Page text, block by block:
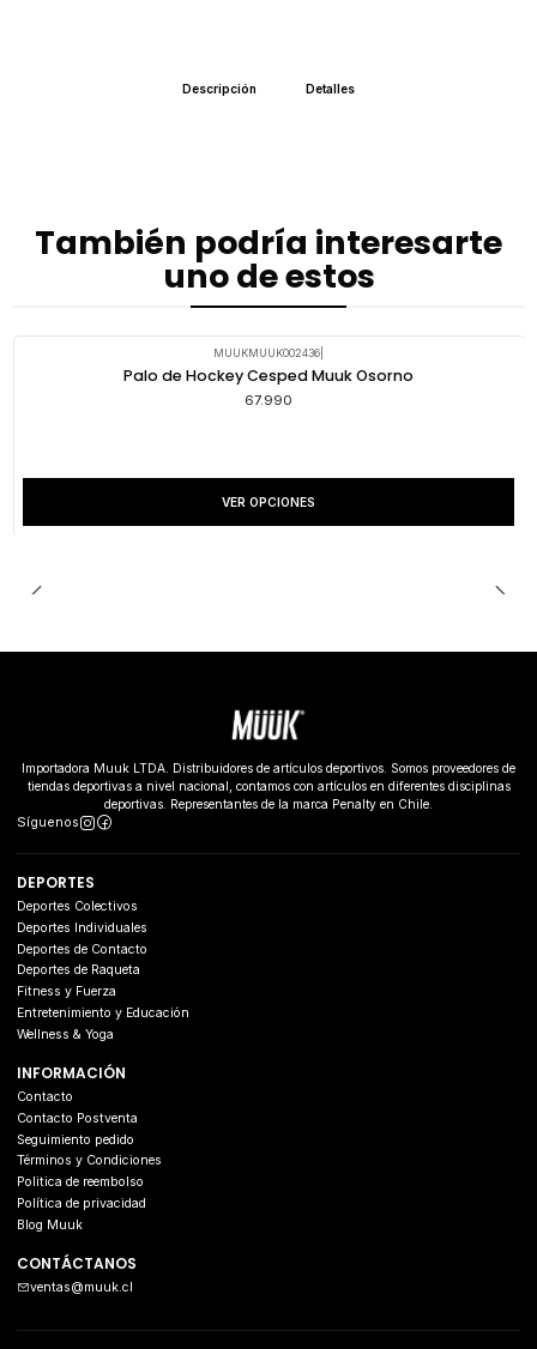
Descripción Detalles
También podría interesarte
uno de estos
MUUKMUUK002436
Palo de Hockey Cesped Muuk Osorno
67.990
VER OPCIONES
Importadora Muuk LTDA. Distribuidores de artículos deportivos. Somos proveedores de
tiendas deportivas a nivel nacional, contamos con artículos en diferentes disciplinas
deportivas. Representantes de la marca Penalty en Chile.
Síguenos
DEPORTES
Deportes Colectivos
Deportes Individuales
Deportes de Contacto
Deportes de Raqueta
Fitness y Fuerza
Entretenimiento y Educación
Wellness & Yoga
INFORMACIÓN
Contacto
Contacto Postventa
Seguimiento pedido
Términos y Condiciones
Politica de reembolso
Política de privacidad
Blog Muuk
CONTÁCTANOS
ventas@muuk.cl